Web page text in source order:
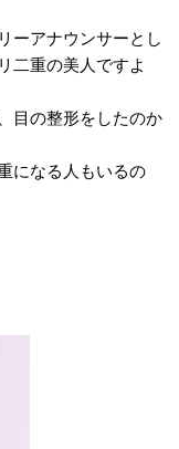
ーアナウンサーとし
二重の美人ですよ
目の整形をしたのか
になる人もいるの